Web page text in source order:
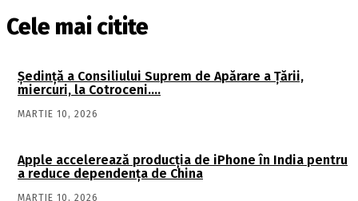
Cele mai citite
Şedinţă a Consiliului Suprem de Apărare a Ţării,
miercuri, la Cotroceni….
MARTIE 10, 2026
Apple accelerează producția de iPhone în India pentru
a reduce dependența de China
MARTIE 10, 2026